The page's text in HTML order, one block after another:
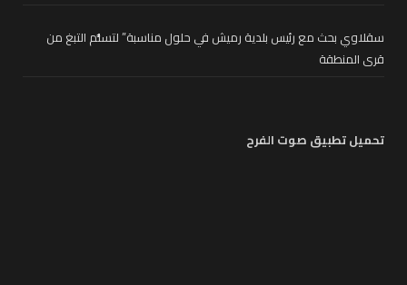
سقلاوي بحث مع رئيس بلدية رميش في حلول مناسبة” لتسلُّم التبغ من
قرى المنطقة
تحميل تطبيق صوت الفرح